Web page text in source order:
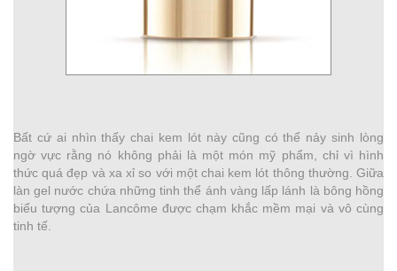
Bất cứ ai nhìn thấy chai kem lót này cũng có thể nảy sinh lòng
ngờ vực rằng nó không phải là một món mỹ phẩm, chỉ vì hình
thức quá đẹp và xa xỉ so với một chai kem lót thông thường. Giữa
làn gel nước chứa những tinh thể ánh vàng lấp lánh là bông hồng
biểu tượng của Lancôme được chạm khắc mềm mại và vô cùng
tinh tế.